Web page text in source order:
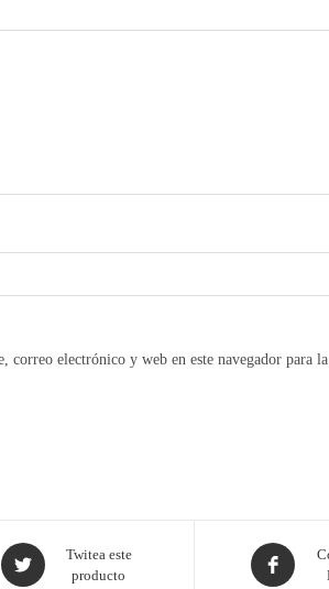
correo electrónico y web en este navegador para
Twitea este
producto